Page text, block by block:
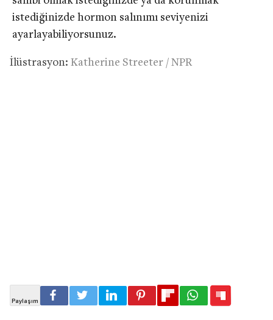
istediğinizde hormon salınımı seviyenizi
ayarlayabiliyorsunuz.
İlüstrasyon: Katherine Streeter / NPR